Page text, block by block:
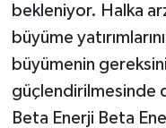
bekleniyor. Halka
büyüme
büyümenin
güçlendirilmesinde
Beta Enerji Beta